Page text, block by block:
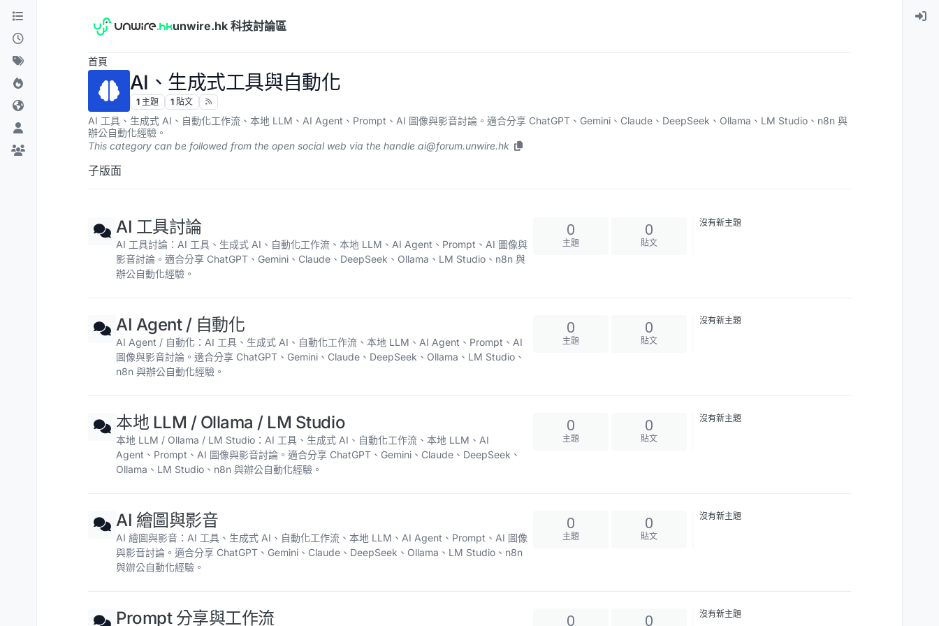
跳到內容
unwire.hk 科技討論區
首頁
AI、生成式工具與自動化
1 主題 1 貼文
AI 工具、生成式 AI、自動化工作流、本地 LLM、AI Agent、Prompt、AI 圖像與影音討論。適合分享 ChatGPT、Gemini、Claude、DeepSeek、Ollama、LM Studio、n8n 與
辦公自動化經驗。
This category can be followed from the open social web via the handle ai@forum.unwire.hk
子版面
AI 工具討論
AI 工具討論：AI 工具、生成式 AI、自動化工作流、本地 LLM、AI Agent、Prompt、AI 圖像與
影音討論。適合分享 ChatGPT、Gemini、Claude、DeepSeek、Ollama、LM Studio、n8n 與
辦公自動化經驗。
0
主題
0
貼文
沒有新主題
AI Agent / 自動化
AI Agent / 自動化：AI 工具、生成式 AI、自動化工作流、本地 LLM、AI Agent、Prompt、AI
圖像與影音討論。適合分享 ChatGPT、Gemini、Claude、DeepSeek、Ollama、LM Studio、
n8n 與辦公自動化經驗。
0
主題
0
貼文
沒有新主題
本地 LLM / Ollama / LM Studio
本地 LLM / Ollama / LM Studio：AI 工具、生成式 AI、自動化工作流、本地 LLM、AI
Agent、Prompt、AI 圖像與影音討論。適合分享 ChatGPT、Gemini、Claude、DeepSeek、
Ollama、LM Studio、n8n 與辦公自動化經驗。
0
主題
0
貼文
沒有新主題
AI 繪圖與影音
AI 繪圖與影音：AI 工具、生成式 AI、自動化工作流、本地 LLM、AI Agent、Prompt、AI 圖像
與影音討論。適合分享 ChatGPT、Gemini、Claude、DeepSeek、Ollama、LM Studio、n8n
與辦公自動化經驗。
0
主題
0
貼文
沒有新主題
Prompt 分享與工作流 0 0 沒有新主題